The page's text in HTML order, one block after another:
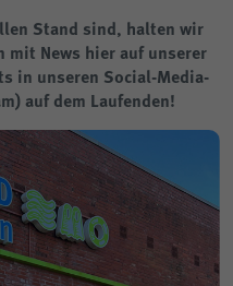
Stand sind, halten wir
mit News hier auf unserer
in unseren Social-Media-
auf dem Laufenden!